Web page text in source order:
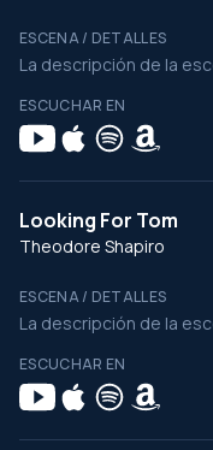
ESCENA / DETALLES
La descripción de la
ESCUCHAR EN
Looking For Tom
Theodore Shapiro
ESCENA / DETALLES
La descripción de la
ESCUCHAR EN